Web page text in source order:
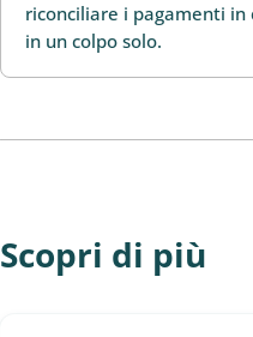
riconciliare i pagamenti
in un colpo solo.
Scopri di più